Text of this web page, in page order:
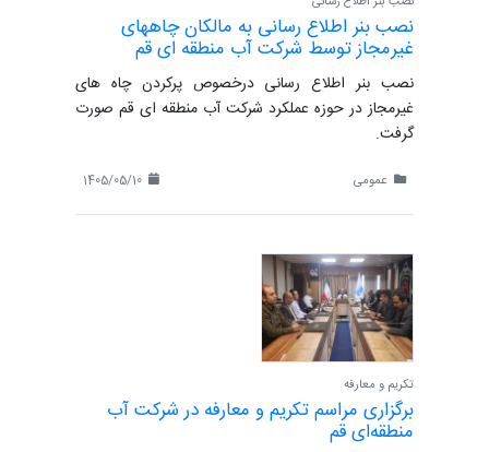
نصب بنر اطلاع رسانی به مالکان چاههای
غیرمجاز توسط شرکت آب منطقه ای قم
نصب بنر اطلاع رسانی درخصوص پرکردن چاه های
غیرمجاز در حوزه عملکرد شرکت آب منطقه ای قم صورت
گرفت.
عمومی
تکریم و معارفه
برگزاری مراسم تکریم و معارفه در شرکت آب
منطقه‌ای قم